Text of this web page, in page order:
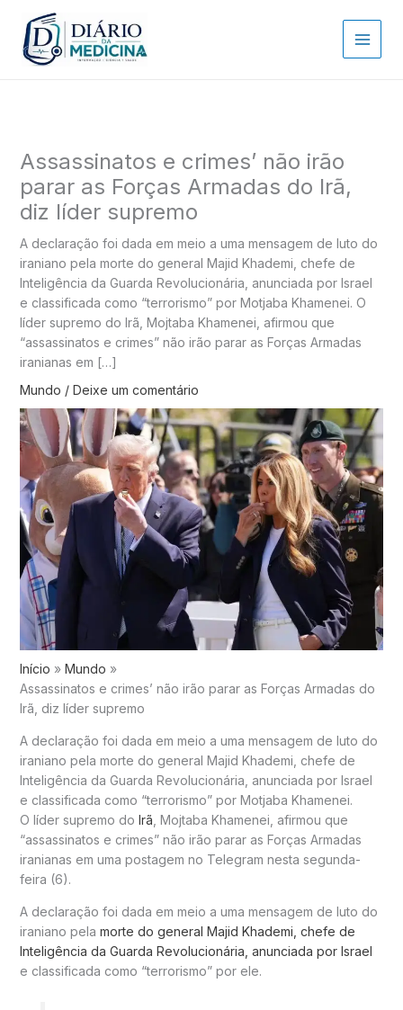
para
conteúdo
Assassinatos e crimes’ não irão
parar as Forças Armadas do Irã,
diz líder supremo
A declaração foi dada em meio a uma mensagem de luto do
iraniano pela morte do general Majid Khademi, chefe de
Inteligência da Guarda Revolucionária, anunciada por Israel
e classificada como “terrorismo” por Motjaba Khamenei. O
líder supremo do Irã, Mojtaba Khamenei, afirmou que
“assassinatos e crimes” não irão parar as Forças Armadas
iranianas em […]
Mundo / Deixe um comentário
Início
Mundo
Assassinatos e crimes’ não irão parar as Forças Armadas do
Irã, diz líder supremo
A declaração foi dada em meio a uma mensagem de luto do
iraniano pela morte do general Majid Khademi, chefe de
Inteligência da Guarda Revolucionária, anunciada por Israel
e classificada como “terrorismo” por Motjaba Khamenei.
O líder supremo do Irã , Mojtaba Khamenei, afirmou que
“assassinatos e crimes” não irão parar as Forças Armadas
iranianas em uma postagem no Telegram nesta segunda-
feira (6).
A declaração foi dada em meio a uma mensagem de luto do
iraniano pela morte do general Majid Khademi, chefe de
Inteligência da Guarda Revolucionária, anunciada por Israel
e classificada como “terrorismo” por ele.